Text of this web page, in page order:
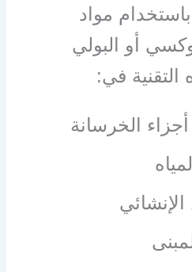
مواد
أو البولي
التقنية في:
أجزاء الخرسانة
الإنشائي